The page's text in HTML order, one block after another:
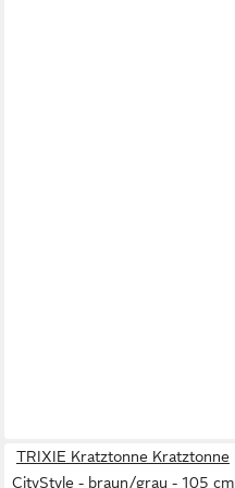
TRIXIE Kratztonne Kratztonne
CityStyle - braun/grau - 105 cm